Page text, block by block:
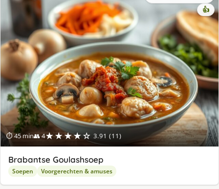
⏱ 45 min👥 4★★★★☆ 3.91 (11)
👍
Brabantse Goulashsoep
Soepen Voorgerechten & amuses